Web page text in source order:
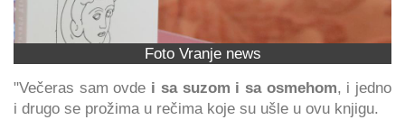
Foto Vranje news
"Večeras sam ovde i sa suzom i sa osmehom, i jedno
i drugo se prožima u rečima koje su ušle u ovu knjigu.